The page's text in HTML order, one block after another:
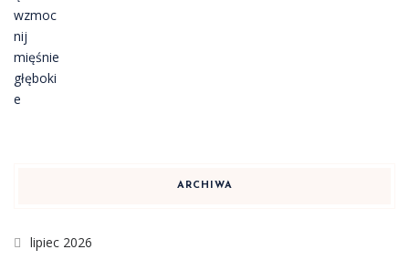
ARCHIWA
lipiec 2026